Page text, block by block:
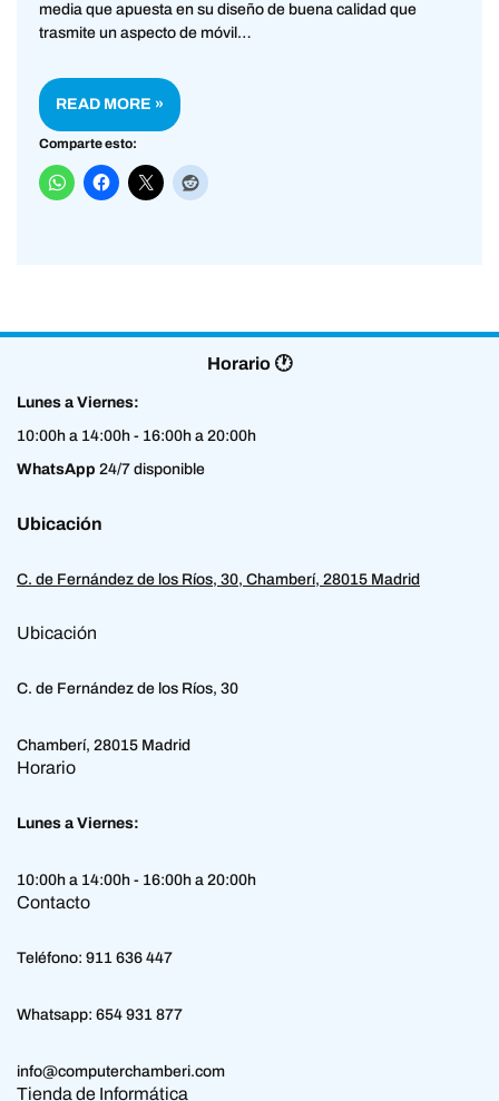
media que apuesta en su diseño de buena calidad que
trasmite un aspecto de móvil…
READ MORE »
Comparte esto:
Horario 🕐
Lunes a Viernes:
10:00h a 14:00h - 16:00h a 20:00h
WhatsApp 24/7 disponible
Ubicación
C. de Fernández de los Ríos, 30, Chamberí, 28015 Madrid
Ubicación
C. de Fernández de los Ríos, 30
Chamberí, 28015 Madrid
Horario
Lunes a Viernes:
10:00h a 14:00h - 16:00h a 20:00h
Contacto
Teléfono: 911 636 447
Whatsapp: 654 931 877
info@computerchamberi.com
Tienda de Informática